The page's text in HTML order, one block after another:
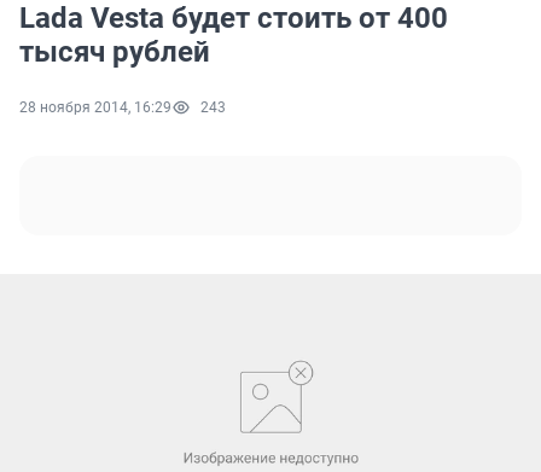
Lada Vesta будет стоить от 400
тысяч рублей
28 ноября 2014, 16:29 243